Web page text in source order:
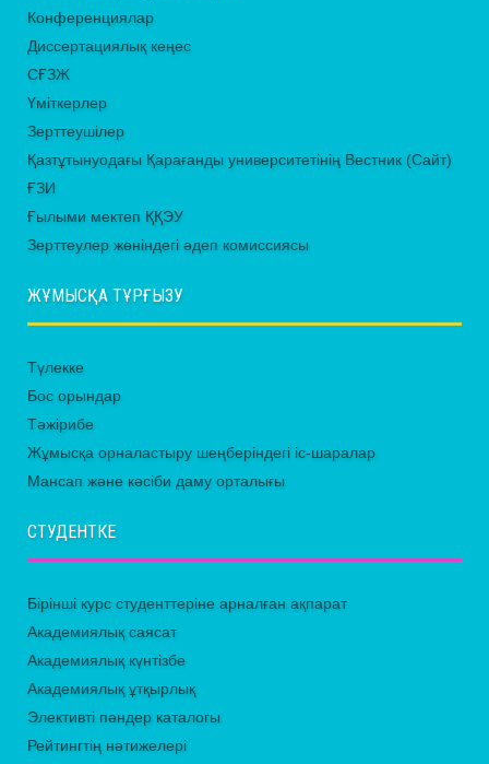
Конференциялар
Диссертациялық кеңес
СҒЗЖ
Үміткерлер
Зерттеушілер
Қазтұтынуодағы Қарағанды университетінің Вестник (Сайт)
ҒЗИ
Ғылыми мектеп ҚҚЭУ
Зерттеулер жөніндегі әдеп комиссиясы
ЖҰМЫСҚА ТҰРҒЫЗУ
Түлекке
Бос орындар
Тәжірибе
Жұмысқа орналастыру шеңберіндегі іс-шаралар
Мансап және кәсіби даму орталығы
СТУДЕНТКЕ
Бірінші курс студенттеріне арналған ақпарат
Академиялық саясат
Академиялық күнтізбе
Академиялық ұтқырлық
Элективті пәндер каталогы
Рейтингтің нәтижелері